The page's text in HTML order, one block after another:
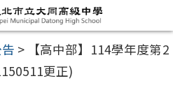
>
【高中部】114學年度第2
更正)